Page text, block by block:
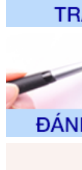
Ngày ban
Số kí hiệu:
Tên: Về việc
đổi, bổ sung
trong giải
thuộc phạm vi
trường
Ngày ban hành:
Số kí hiệu:
Tên: V/v công
đổi, bổ sung
giải quyết thủ